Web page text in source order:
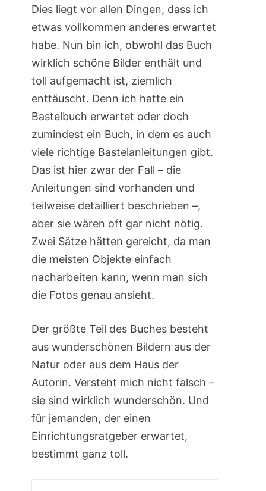
Dies liegt vor allen Dingen, dass ich
etwas vollkommen anderes erwartet
habe. Nun bin ich, obwohl das Buch
wirklich schöne Bilder enthält und
toll aufgemacht ist, ziemlich
enttäuscht. Denn ich hatte ein
Bastelbuch erwartet oder doch
zumindest ein Buch, in dem es auch
viele richtige Bastelanleitungen gibt.
Das ist hier zwar der Fall – die
Anleitungen sind vorhanden und
teilweise detailliert beschrieben –,
aber sie wären oft gar nicht nötig.
Zwei Sätze hätten gereicht, da man
die meisten Objekte einfach
nacharbeiten kann, wenn man sich
die Fotos genau ansieht.
Der größte Teil des Buches besteht
aus wunderschönen Bildern aus der
Natur oder aus dem Haus der
Autorin. Versteht mich nicht falsch –
sie sind wirklich wunderschön. Und
für jemanden, der einen
Einrichtungsratgeber erwartet,
bestimmt ganz toll.